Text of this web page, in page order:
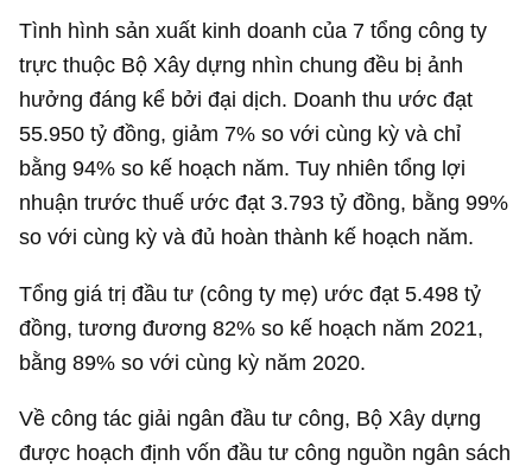
Tình hình sản xuất kinh doanh của 7 tổng công ty
trực thuộc Bộ Xây dựng nhìn chung đều bị ảnh
hưởng đáng kể bởi đại dịch. Doanh thu ước đạt
55.950 tỷ đồng, giảm 7% so với cùng kỳ và chỉ
bằng 94% so kế hoạch năm. Tuy nhiên tổng lợi
nhuận trước thuế ước đạt 3.793 tỷ đồng, bằng 99%
so với cùng kỳ và đủ hoàn thành kế hoạch năm.
Tổng giá trị đầu tư (công ty mẹ) ước đạt5.498 tỷ
đồng, tương đương 82% so kế hoạch năm 2021,
bằng 89% so với cùng kỳ năm 2020.
Về công tác giải ngân đầu tư công, Bộ Xây dựng
được hoạch định vốn đầu tư công nguồn ngân sách